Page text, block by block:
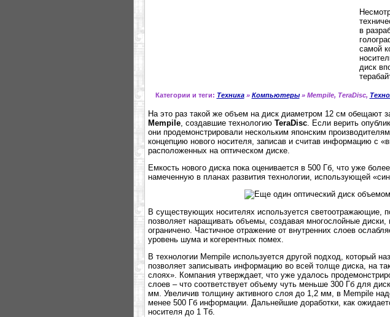
в
самой
диск
Категории и теги: Техника» Компьютеры» Mempile, TeraDisc,
На это раз такой же объем на диск диаметром 12 см обещают
Mempile, создавшие технологию TeraDisc. Если верить
они продемонстрировали нескольким японским
концепцию нового носителя, записав и считав информацию с
расположенных на оптическом диске.
Емкость нового диска пока оценивается в 500 Гб, что уже
намеченную в планах развития технологии, использующей
В существующих носителях используется светоотражающие,
позволяет наращивать объемы, создавая многослойные диски,
ограничено. Частичное отражение от внутренних слоев
уровень шума и когерентных помех.
В технологии Mempile используется другой подход, который
позволяет записывать информацию во всей толще диска, на
слоях». Компания утверждает, что уже удалось
слоев – что соответствует объему чуть меньше 300 Гб для
мм. Увеличив толщину активного слоя до 1,2 мм, в Mempile
менее 500 Гб информации. Дальнейшие доработки, как
носителя до 1 Тб.